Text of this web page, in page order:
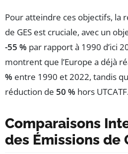
Pour atteindre ces objectifs, la
de GES est cruciale, avec un
-55 % par rapport à 1990 d’ici
montrent que l’Europe a déjà
% entre 1990 et 2022, tandis
réduction de 50 % hors
Comparaisons
des Émissions de